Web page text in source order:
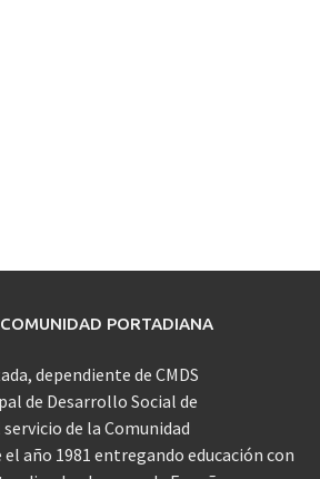
PORTADIANA
dependiente de CMDS
de Desarrollo Social de
de la Comunidad
año 1981 entregando educación con